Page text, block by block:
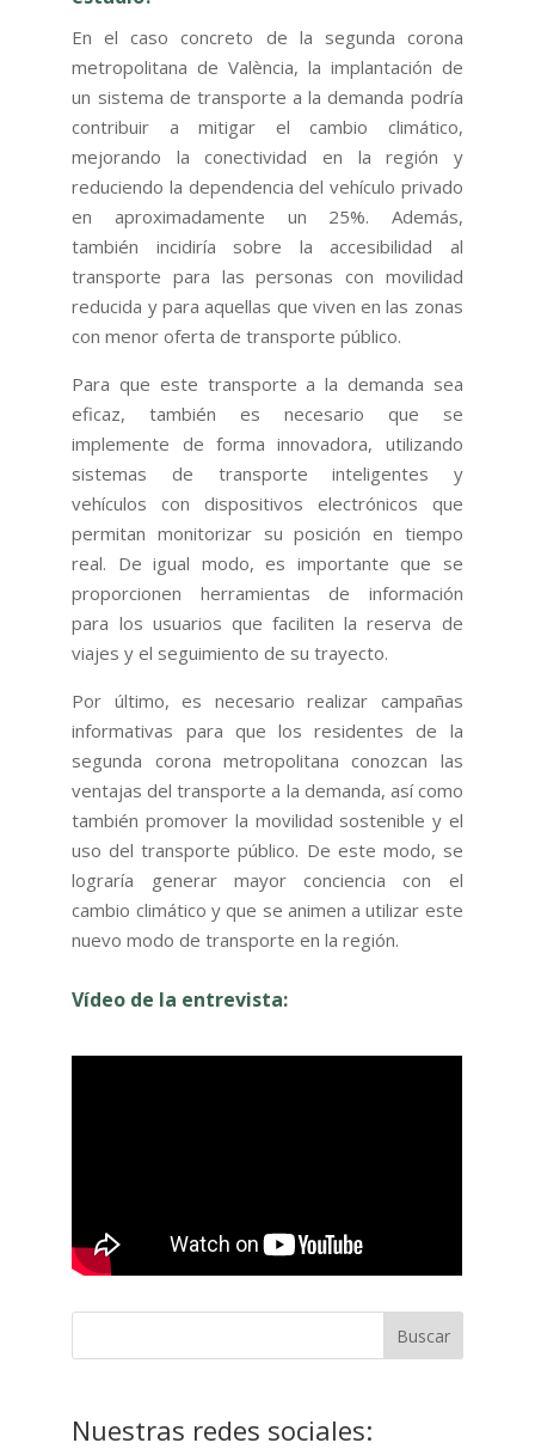
En el caso concreto de la segunda corona
metropolitana de València, la implantación de
un sistema de transporte a la demanda podría
contribuir a mitigar el cambio climático,
mejorando la conectividad en la región y
reduciendo la dependencia del vehículo privado
en aproximadamente un 25%. Además,
también incidiría sobre la accesibilidad al
transporte para las personas con movilidad
reducida y para aquellas que viven en las zonas
con menor oferta de transporte público.
Para que este transporte a la demanda sea
eficaz, también es necesario que se
implemente de forma innovadora, utilizando
sistemas de transporte inteligentes y
vehículos con dispositivos electrónicos que
permitan monitorizar su posición en tiempo
real. De igual modo, es importante que se
proporcionen herramientas de información
para los usuarios que faciliten la reserva de
viajes y el seguimiento de su trayecto.
Por último, es necesario realizar campañas
informativas para que los residentes de la
segunda corona metropolitana conozcan las
ventajas del transporte a la demanda, así como
también promover la movilidad sostenible y el
uso del transporte público. De este modo, se
lograría generar mayor conciencia con el
cambio climático y que se animen a utilizar este
nuevo modo de transporte en la región.
Vídeo de la entrevista:
Nuestras redes sociales: